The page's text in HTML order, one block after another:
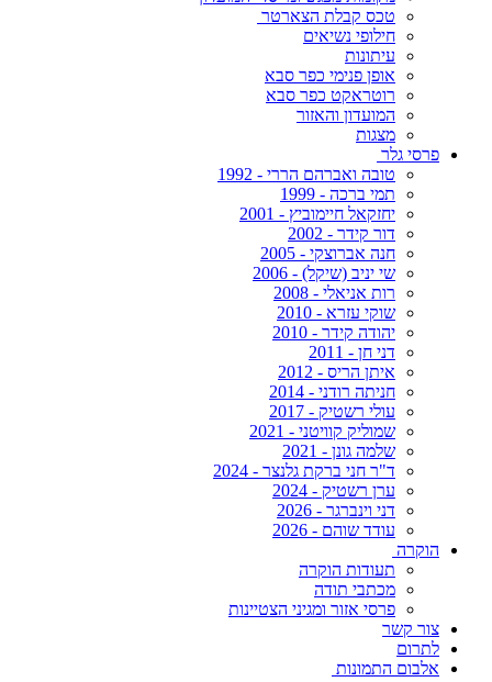
טכס קבלת הצארטר
חילופי נשיאים
עיתונות
אופן פנימי כפר סבא
רוטראקט כפר סבא
המועדון והאזור
מצגות
פרסי גלר
טובה ואברהם הררי - 1992
תמי ברכה - 1999
יחזקאל חיימוביץ - 2001
דור קידר - 2002
חנה אברוצקי - 2005
שי יניב (שיקל) - 2006
רות אניאלי - 2008
שוקי עזרא - 2010
יהודה קידר - 2010
דני חן - 2011
איתן הריס - 2012
חניתה רודני - 2014
עולי רשטיק - 2017
שמוליק קוויטני - 2021
שלמה גונן - 2021
ד"ר חני ברקת גלנצר - 2024
ערן רשטיק - 2024
דני וינברגר - 2026
עודד שוהם - 2026
הוקרה
תעודות הוקרה
מכתבי תודה
פרסי אזור ומגיני הצטיינות
צור קשר
לתרום
אלבום התמונות